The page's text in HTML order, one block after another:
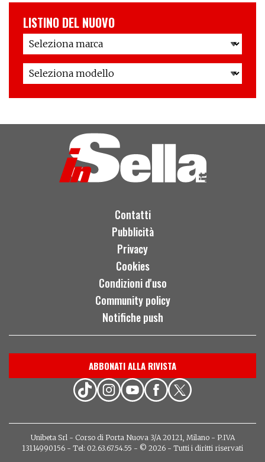
LISTINO DEL NUOVO
Contatti
Pubblicità
Privacy
Cookies
Condizioni d'uso
Community policy
Notifiche push
ABBONATI ALLA RIVISTA
Unibeta Srl - Corso di Porta Nuova 3/A 20121, Milano - P.IVA
13114990156 - Tel: 02.63.67.54.55 - © 2026 - Tutti i diritti riservati